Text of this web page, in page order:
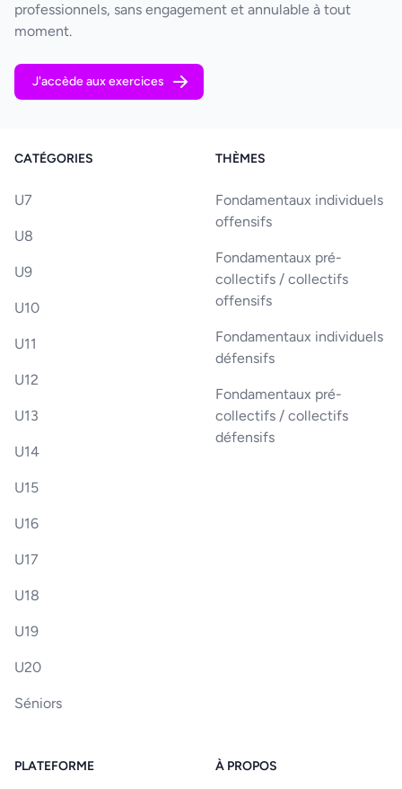
professionnels, sans engagement et annulable à tout
moment.
J'accède aux exercices
CATÉGORIES
U7
U8
U9
U10
U11
U12
U13
U14
U15
U16
U17
U18
U19
U20
Séniors
THÈMES
Fondamentaux individuels
offensifs
Fondamentaux pré-
collectifs / collectifs
offensifs
Fondamentaux individuels
défensifs
Fondamentaux pré-
collectifs / collectifs
défensifs
PLATEFORME À PROPOS